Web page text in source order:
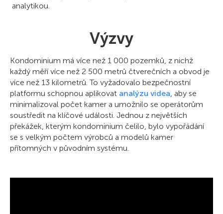
analytikou.
Výzvy
Kondominium má více než 1 000 pozemků, z nichž
každý měří více než 2 500 metrů čtverečních a obvod je
více než 13 kilometrů. To vyžadovalo bezpečnostní
platformu schopnou aplikovat analýzu videa, aby se
minimalizoval počet kamer a umožnilo se operátorům
soustředit na klíčové události. Jednou z největších
překážek, kterým kondominium čelilo, bylo vypořádání
se s velkým počtem výrobců a modelů kamer
přítomných v původním systému.